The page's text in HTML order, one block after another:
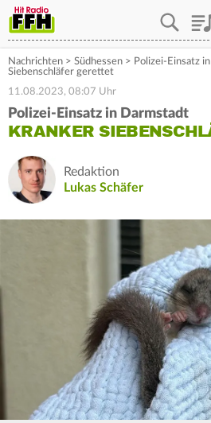
Nachrichten > Südhessen > Polizei-Einsatz
Siebenschläfer gerettet
11.08.2023, 08:07 Uhr
Polizei-Einsatz in Darmstadt
KRANKER
Redaktion
Lukas Schäfer